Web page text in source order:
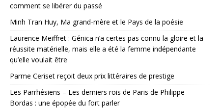
comment se libérer du passé
Minh Tran Huy, Ma grand-mère et le Pays de la poésie
Laurence Meiffret : Génica n’a certes pas connu la gloire et la
réussite matérielle, mais elle a été la femme indépendante
qu’elle voulait être
Parme Ceriset reçoit deux prix littéraires de prestige
Les Parrhésiens – Les derniers rois de Paris de Philippe
Bordas : une épopée du fort parler